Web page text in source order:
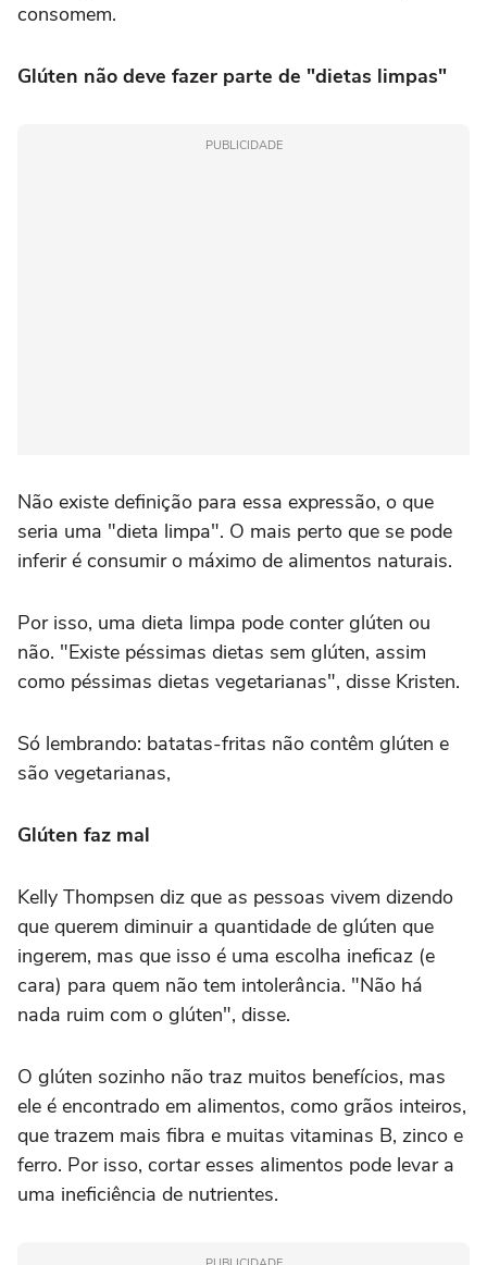
consomem.
Glúten não deve fazer parte de "dietas limpas"
PUBLICIDADE
Não existe definição para essa expressão, o que
seria uma "dieta limpa". O mais perto que se pode
inferir é consumir o máximo de alimentos naturais.
Por isso, uma dieta limpa pode conter glúten ou
não. "Existe péssimas dietas sem glúten, assim
como péssimas dietas vegetarianas", disse Kristen.
Só lembrando: batatas-fritas não contêm glúten e
são vegetarianas,
Glúten faz mal
Kelly Thompsen diz que as pessoas vivem dizendo
que querem diminuir a quantidade de glúten que
ingerem, mas que isso é uma escolha ineficaz (e
cara) para quem não tem intolerância. "Não há
nada ruim com o glúten", disse.
O glúten sozinho não traz muitos benefícios, mas
ele é encontrado em alimentos, como grãos inteiros,
que trazem mais fibra e muitas vitaminas B, zinco e
ferro. Por isso, cortar esses alimentos pode levar a
uma ineficiência de nutrientes.